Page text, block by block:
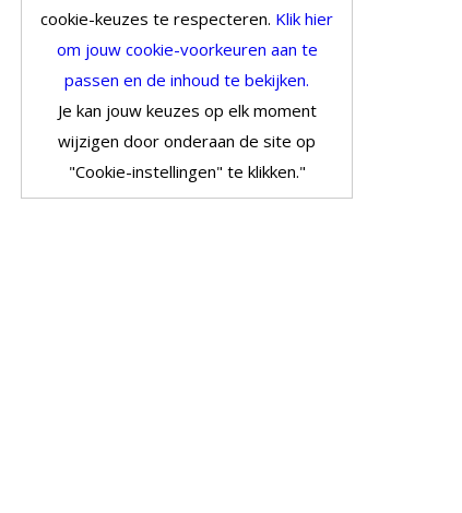
cookie-keuzes te respecteren. Klik hier
om jouw cookie-voorkeuren aan te
passen en de inhoud te bekijken.
Je kan jouw keuzes op elk moment
wijzigen door onderaan de site op
"Cookie-instellingen" te klikken."